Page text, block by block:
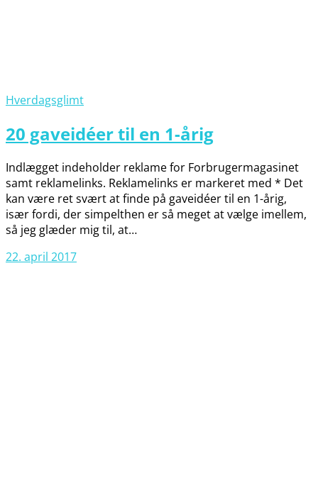
Hverdagsglimt
20 gaveidéer til en 1-årig
Indlægget indeholder reklame for Forbrugermagasinet
samt reklamelinks. Reklamelinks er markeret med * Det
kan være ret svært at finde på gaveidéer til en 1-årig,
især fordi, der simpelthen er så meget at vælge imellem,
så jeg glæder mig til, at…
22. april 2017